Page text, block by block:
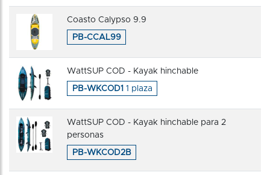
Coasto Calypso 9.9
PB-CCAL99
WattSUP COD - Kayak hinchable
PB-WKCOD1 1 plaza
WattSUP COD - Kayak hinchable para 2
personas
PB-WKCOD2B